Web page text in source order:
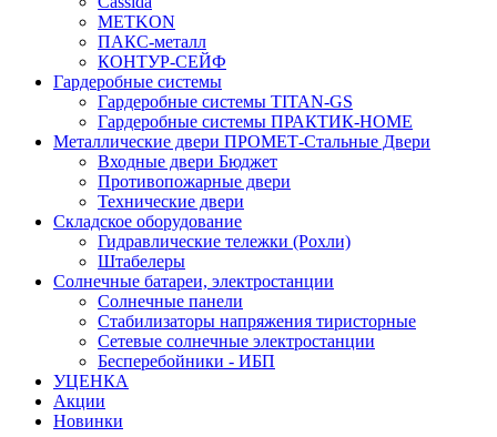
METKON
ПАКС-металл
КОНТУР-СЕЙФ
Гардеробные системы
Гардеробные системы TITAN-GS
Гардеробные системы ПРАКТИК-HOME
Металлические двери ПРОМЕТ-Стальные Двери
Входные двери Бюджет
Противопожарные двери
Технические двери
Складское оборудование
Гидравлические тележки (Рохли)
Штабелеры
Солнечные батареи, электростанции
Солнечные панели
Стабилизаторы напряжения тиристорные
Сетевые солнечные электростанции
Бесперебойники - ИБП
УЦЕНКА
Акции
Новинки